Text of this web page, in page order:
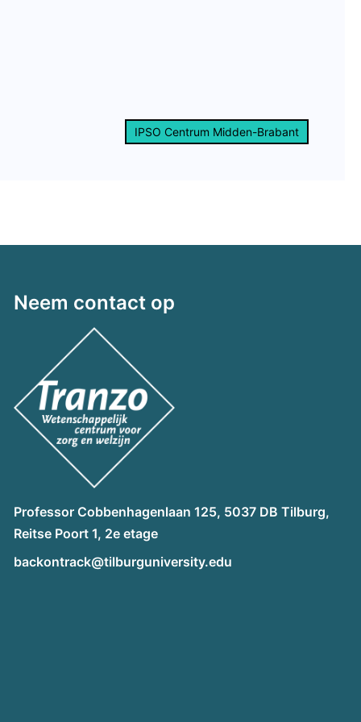
IPSO Centrum Midden-Brabant
Neem contact op
Professor Cobbenhagenlaan 125, 5037 DB Tilburg,
Reitse Poort 1, 2e etage
backontrack@tilburguniversity.edu